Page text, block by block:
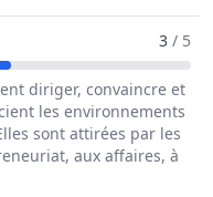
De Assistant /3 / 5
diriger, convaincre et
les environnements
sont attirées par les
aux affaires, à